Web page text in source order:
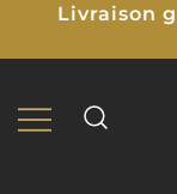
Livraison